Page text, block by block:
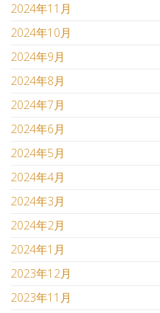
2024年11月
2024年10月
2024年9月
2024年8月
2024年7月
2024年6月
2024年5月
2024年4月
2024年3月
2024年2月
2024年1月
2023年12月
2023年11月